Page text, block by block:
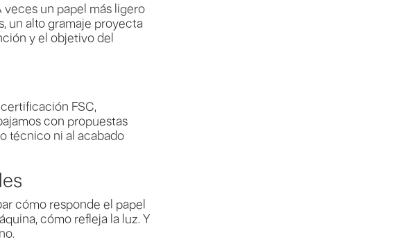
veces un papel más ligero
un alto gramaje proyecta
y el objetivo del
FSC,
con propuestas
técnico ni al acabado
cómo responde el papel
cómo refleja la luz. Y